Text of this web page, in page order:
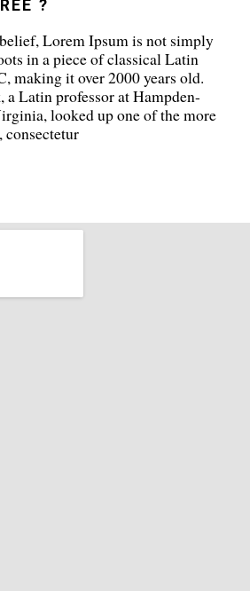
?
Lorem Ipsum is not simply
in a piece of classical Latin
making it over 2000 years old.
Latin professor at Hampden-
looked up one of the more
consectetur